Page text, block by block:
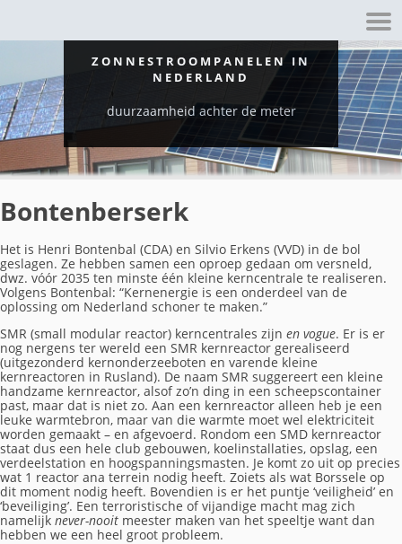
ZONNESTROOMPANELEN IN
NEDERLAND
duurzaamheid achter de meter
Bontenberserk
Het is Henri Bontenbal (CDA) en Silvio Erkens (VVD) in de bol
geslagen. Ze hebben samen een oproep gedaan om versneld,
dwz. vóór 2035 ten minste één kleine kerncentrale te realiseren.
Volgens Bontenbal: “Kernenergie is een onderdeel van de
oplossing om Nederland schoner te maken.”
SMR (small modular reactor) kerncentrales zijn en vogue. Er is er
nog nergens ter wereld een SMR kernreactor gerealiseerd
(uitgezonderd kernonderzeeboten en varende kleine
kernreactoren in Rusland). De naam SMR suggereert een kleine
handzame kernreactor, alsof zo’n ding in een scheepscontainer
past, maar dat is niet zo. Aan een kernreactor alleen heb je een
leuke warmtebron, maar van die warmte moet wel elektriciteit
worden gemaakt – en afgevoerd. Rondom een SMD kernreactor
staat dus een hele club gebouwen, koelinstallaties, opslag, een
verdeelstation en hoogspanningsmasten. Je komt zo uit op precies
wat 1 reactor ana terrein nodig heeft. Zoiets als wat Borssele op
dit moment nodig heeft. Bovendien is er het puntje ‘veiligheid’ en
‘beveiliging’. Een terroristische of vijandige macht mag zich
namelijk never-nooit meester maken van het speeltje want dan
hebben we een heel groot probleem.